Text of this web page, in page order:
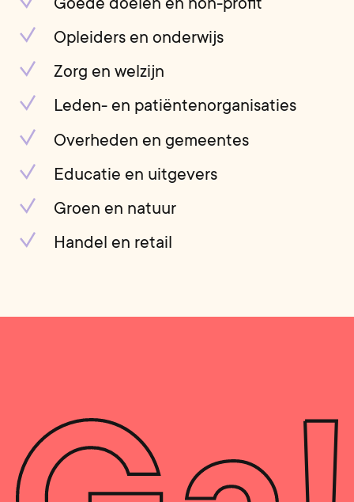
Opleiders en onderwijs
Zorg en welzijn
Leden- en patiëntenorganisaties
Overheden en gemeentes
Educatie en uitgevers
Groen en natuur
Handel en retail